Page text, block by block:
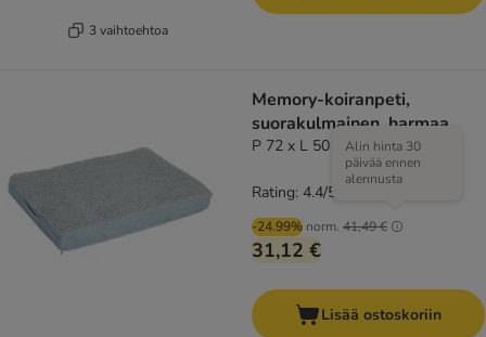
3 vaihtoehtoa
Memory-koiranpeti,
suorakulmainen, harmaa
P 72 x L 50 x K 9,5 cm
-24.99% norm. 41,49 €
Alin hinta 30
päivää ennen
alennusta
31,12 €
Rating: 4.4/5
Lisää ostoskoriin